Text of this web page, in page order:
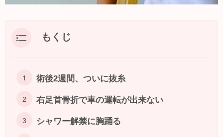
もくじ
術後2週間、ついに抜糸
右足首骨折で車の運転が出来ない
シャワー解禁に胸踊る